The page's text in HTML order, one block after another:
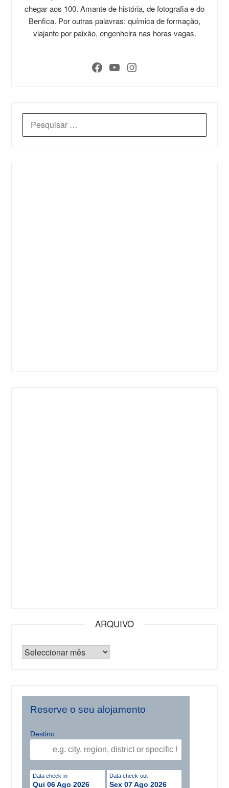
chegar aos 100. Amante de história, de fotografia e do
Benfica. Por outras palavras: química de formação,
viajante por paixão, engenheira nas horas vagas.
ARQUIVO
Reserve o seu alojamento
Destino
Data check-in
Qui 06 Ago 2026
Data check-out
Sex 07 Ago 2026